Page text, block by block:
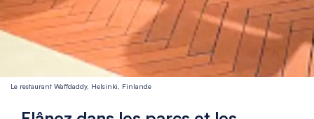
Le restaurant Waffdaddy, Helsinki, Finlande